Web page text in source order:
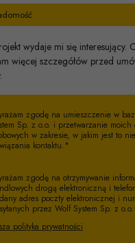
zgodę na umieszczenie w
Sp. z o.o. i przetwarzanie moich
w zakresie, w jakim jest to
kontaktu.*
zgodę na otrzymywanie
drogą elektroniczną i
adres poczty elektronicznej i
przez Wolf System Sp. z
polityka prywatności